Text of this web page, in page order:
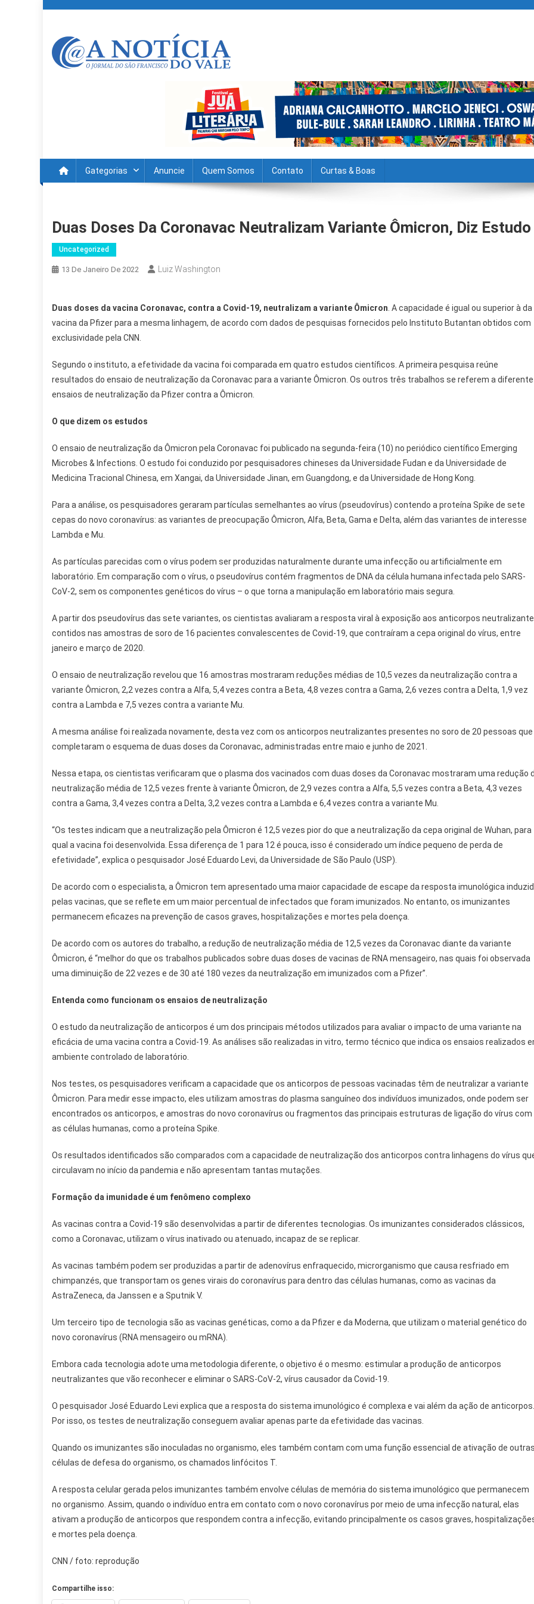
content
Gategorias Anuncie Quem Somos Contato Curtas & Boas
Duas Doses Da Coronavac Neutralizam Variante Ômicron, Diz Estudo
Uncategorized
13 De Janeiro De 2022 Luiz Washington
Duas doses da vacina Coronavac, contra a Covid-19, neutralizam a variante Ômicron . A capacidade é igual ou superior à da
vacina da Pfizer para a mesma linhagem, de acordo com dados de pesquisas fornecidos pelo Instituto Butantan obtidos com
exclusividade pela CNN.
Segundo o instituto, a efetividade da vacina foi comparada em quatro estudos científicos. A primeira pesquisa reúne
resultados do ensaio de neutralização da Coronavac para a variante Ômicron. Os outros três trabalhos se referem a
ensaios de neutralização da Pfizer contra a Ômicron.
O que dizem os estudos
O ensaio de neutralização da Ômicron pela Coronavac foi publicado na segunda-feira (10) no periódico científico Emerging
Microbes & Infections. O estudo foi conduzido por pesquisadores chineses da Universidade Fudan e da Universidade de
Medicina Tracional Chinesa, em Xangai, da Universidade Jinan, em Guangdong, e da Universidade de Hong Kong.
Para a análise, os pesquisadores geraram partículas semelhantes ao vírus (pseudovírus) contendo a proteína Spike de sete
cepas do novo coronavírus: as variantes de preocupação Ômicron, Alfa, Beta, Gama e Delta, além das variantes de interesse
Lambda e Mu.
As partículas parecidas com o vírus podem ser produzidas naturalmente durante uma infecção ou artificialmente em
laboratório. Em comparação com o vírus, o pseudovírus contém fragmentos de DNA da célula humana infectada pelo SARS-
CoV-2, sem os componentes genéticos do vírus – o que torna a manipulação em laboratório mais segura.
A partir dos pseudovírus das sete variantes, os cientistas avaliaram a resposta viral à exposição aos anticorpos
contidos nas amostras de soro de 16 pacientes convalescentes de Covid-19, que contraíram a cepa original do vírus, entre
janeiro e março de 2020.
O ensaio de neutralização revelou que 16 amostras mostraram reduções médias de 10,5 vezes da neutralização contra a
variante Ômicron, 2,2 vezes contra a Alfa, 5,4 vezes contra a Beta, 4,8 vezes contra a Gama, 2,6 vezes contra a Delta, 1,9 vez
contra a Lambda e 7,5 vezes contra a variante Mu.
A mesma análise foi realizada novamente, desta vez com os anticorpos neutralizantes presentes no soro de 20 pessoas que
completaram o esquema de duas doses da Coronavac, administradas entre maio e junho de 2021.
Nessa etapa, os cientistas verificaram que o plasma dos vacinados com duas doses da Coronavac mostraram uma redução
neutralização média de 12,5 vezes frente à variante Ômicron, de 2,9 vezes contra a Alfa, 5,5 vezes contra a Beta, 4,3 vezes
contra a Gama, 3,4 vezes contra a Delta, 3,2 vezes contra a Lambda e 6,4 vezes contra a variante Mu.
“Os testes indicam que a neutralização pela Ômicron é 12,5 vezes pior do que a neutralização da cepa original de Wuhan, para
qual a vacina foi desenvolvida. Essa diferença de 1 para 12 é pouca, isso é considerado um índice pequeno de perda de
efetividade”, explica o pesquisador José Eduardo Levi, da Universidade de São Paulo (USP).
De acordo com o especialista, a Ômicron tem apresentado uma maior capacidade de escape da resposta imunológica
pelas vacinas, que se reflete em um maior percentual de infectados que foram imunizados. No entanto, os imunizantes
permanecem eficazes na prevenção de casos graves, hospitalizações e mortes pela doença.
De acordo com os autores do trabalho, a redução de neutralização média de 12,5 vezes da Coronavac diante da variante
Ômicron, é “melhor do que os trabalhos publicados sobre duas doses de vacinas de RNA mensageiro, nas quais foi observada
uma diminuição de 22 vezes e de 30 até 180 vezes da neutralização em imunizados com a Pfizer”.
Entenda como funcionam os ensaios de neutralização
O estudo da neutralização de anticorpos é um dos principais métodos utilizados para avaliar o impacto de uma variante na
eficácia de uma vacina contra a Covid-19. As análises são realizadas in vitro, termo técnico que indica os ensaios realizados
ambiente controlado de laboratório.
Nos testes, os pesquisadores verificam a capacidade que os anticorpos de pessoas vacinadas têm de neutralizar a variante
Ômicron. Para medir esse impacto, eles utilizam amostras do plasma sanguíneo dos indivíduos imunizados, onde podem ser
encontrados os anticorpos, e amostras do novo coronavírus ou fragmentos das principais estruturas de ligação do vírus com
as células humanas, como a proteína Spike.
Os resultados identificados são comparados com a capacidade de neutralização dos anticorpos contra linhagens do vírus
circulavam no início da pandemia e não apresentam tantas mutações.
Formação da imunidade é um fenômeno complexo
As vacinas contra a Covid-19 são desenvolvidas a partir de diferentes tecnologias. Os imunizantes considerados clássicos,
como a Coronavac, utilizam o vírus inativado ou atenuado, incapaz de se replicar.
As vacinas também podem ser produzidas a partir de adenovírus enfraquecido, microrganismo que causa resfriado em
chimpanzés, que transportam os genes virais do coronavírus para dentro das células humanas, como as vacinas da
AstraZeneca, da Janssen e a Sputnik V.
Um terceiro tipo de tecnologia são as vacinas genéticas, como a da Pfizer e da Moderna, que utilizam o material genético do
novo coronavírus (RNA mensageiro ou mRNA).
Embora cada tecnologia adote uma metodologia diferente, o objetivo é o mesmo: estimular a produção de anticorpos
neutralizantes que vão reconhecer e eliminar o SARS-CoV-2, vírus causador da Covid-19.
O pesquisador José Eduardo Levi explica que a resposta do sistema imunológico é complexa e vai além da ação de anticorpos.
Por isso, os testes de neutralização conseguem avaliar apenas parte da efetividade das vacinas.
Quando os imunizantes são inoculadas no organismo, eles também contam com uma função essencial de ativação de
células de defesa do organismo, os chamados linfócitos T.
A resposta celular gerada pelos imunizantes também envolve células de memória do sistema imunológico que permanecem
no organismo. Assim, quando o indivíduo entra em contato com o novo coronavírus por meio de uma infecção natural, elas
ativam a produção de anticorpos que respondem contra a infecção, evitando principalmente os casos graves,
e mortes pela doença.
CNN / foto: reprodução
Compartilhe isso: